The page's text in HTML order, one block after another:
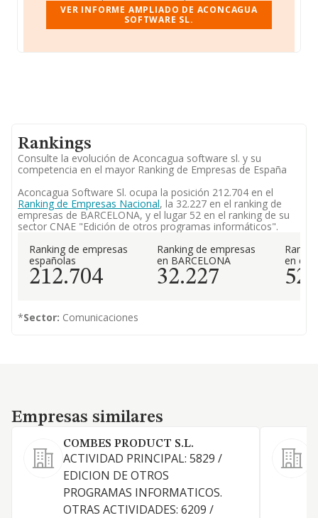
VER INFORME AMPLIADO DE ACONCAGUA
SOFTWARE SL.
Rankings
Consulte la evolución de Aconcagua software sl. y su
competencia en el mayor Ranking de Empresas de España
Aconcagua Software Sl. ocupa la posición 212.704 en el
Ranking de Empresas Nacional, la 32.227 en el ranking de
empresas de BARCELONA, y el lugar 52 en el ranking de su
sector CNAE "Edición de otros programas informáticos".
Ranking de empresas
españolas
212.704
Ranking de empresas
en BARCELONA
32.227
en el
52
*Sector: Comunicaciones
Empresas similares
Empresas similares
COMBES PRODUCT S.L.
ACTIVIDAD PRINCIPAL: 5829 /
EDICION DE OTROS
PROGRAMAS INFORMATICOS.
OTRAS ACTIVIDADES: 6209 /